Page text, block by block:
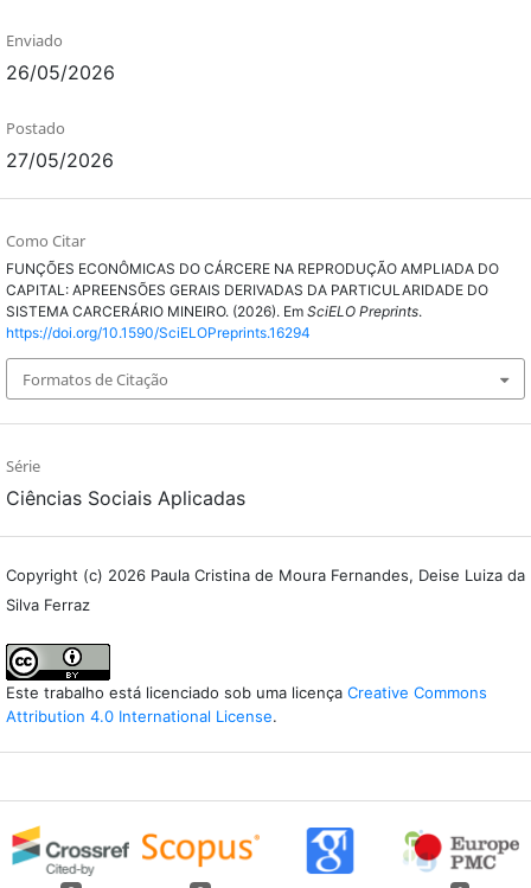
Enviado
26/05/2026
Postado
27/05/2026
Como Citar
FUNÇÕES ECONÔMICAS DO CÁRCERE NA REPRODUÇÃO AMPLIADA DO
CAPITAL: APREENSÕES GERAIS DERIVADAS DA PARTICULARIDADE DO
SISTEMA CARCERÁRIO MINEIRO. (2026). Em SciELO Preprints.
https://doi.org/10.1590/SciELOPreprints.16294
Formatos de Citação
Série
Ciências Sociais Aplicadas
Copyright (c) 2026 Paula Cristina de Moura Fernandes, Deise Luiza da
Silva Ferraz
Este trabalho está licenciado sob uma licença Creative Commons
Attribution 4.0 International License.